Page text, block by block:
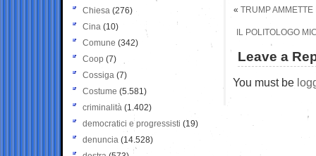
« TRUMP AMMETTE
IL POLITOLOGO
Leave a
You must be
Chiesa (276)
Cina (10)
Comune (342)
Coop (7)
Cossiga (7)
Costume (5.581)
criminalità (1.402)
democratici e progressisti (19)
denuncia (14.528)